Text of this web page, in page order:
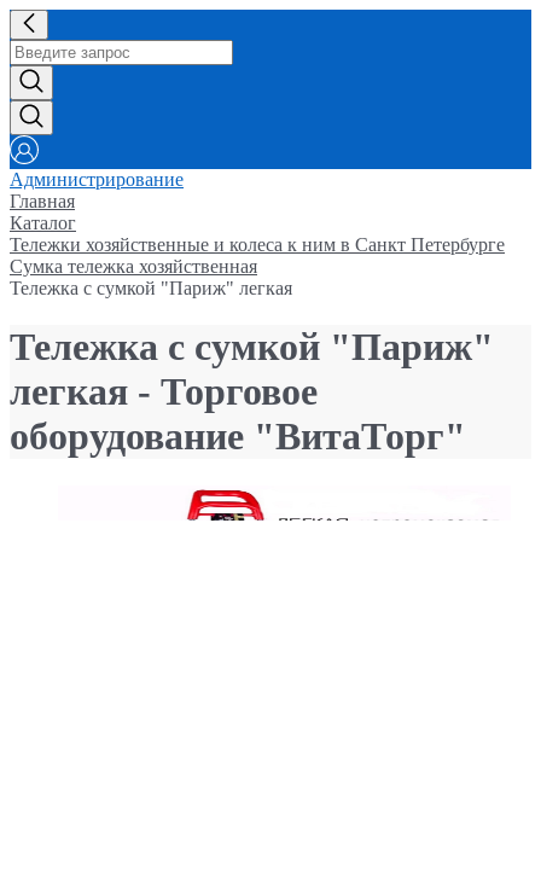
Администрирование
Главная
Каталог
Тележки хозяйственные и колеса к ним в Санкт Петербурге
Сумка тележка хозяйственная
Тележка с сумкой "Париж" легкая
Тележка с сумкой "Париж"
легкая - Торговое
оборудование "ВитаТорг"